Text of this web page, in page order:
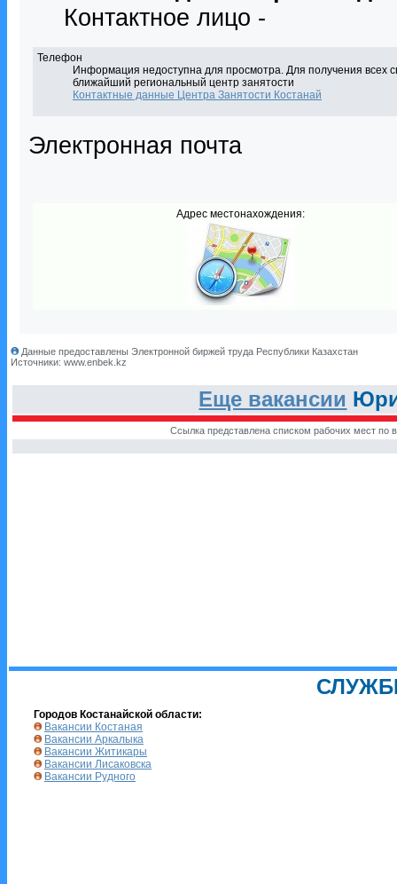
Контактное лицо -
Телефон
Информация недоступна для просмотра. Для получения всех
ближайший региональный центр занятости
Контактные данные Центра Занятости Костанай
Электронная почта
Адрес местонахождения:
Данные предоставлены Электронной биржей труда Республики Казахстан
Источники: www.enbek.kz
Еще вакансии
Ссылка представлена списком рабочих мест по
Городов Костанайской области:
Вакансии Костаная
Вакансии Аркалыка
Вакансии Житикары
Вакансии Лисаковска
Вакансии Рудного